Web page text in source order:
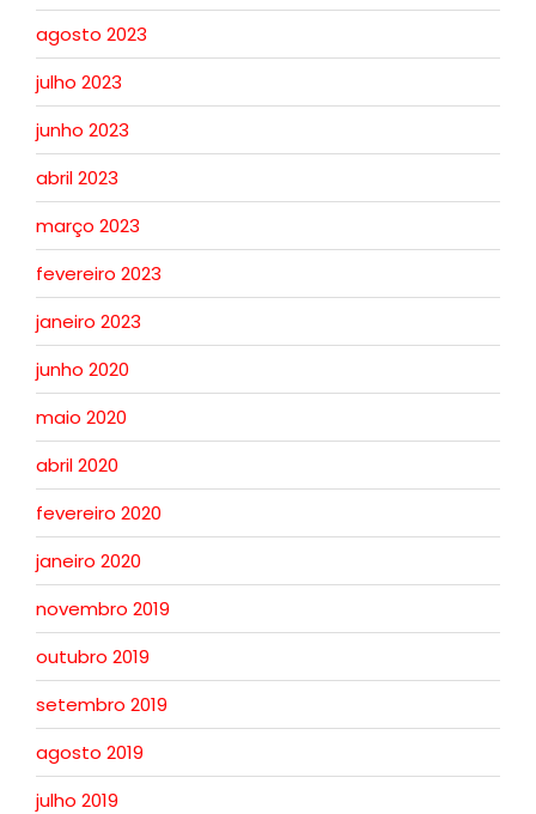
agosto 2023
julho 2023
junho 2023
abril 2023
março 2023
fevereiro 2023
janeiro 2023
junho 2020
maio 2020
abril 2020
fevereiro 2020
janeiro 2020
novembro 2019
outubro 2019
setembro 2019
agosto 2019
julho 2019